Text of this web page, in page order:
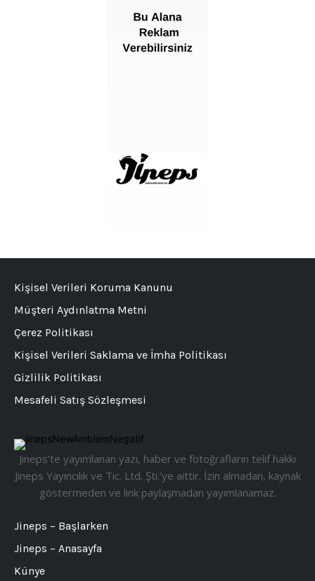
Jineps’te yayımlanan yazı, haber ve fotoğrafların telif hakkı
Jineps Yayıncılık ve Tic. Ltd. Şti.’ye aittir. İzin almadan, kaynak
göstermeden ve link paylaşmadan yayımlanamaz.
Jineps – Başlarken
Jineps – Anasayfa
Künye
Kişisel Verileri Koruma Kanunu
Müşteri Aydınlatma Metni
Çerez Politikası
Kişisel Verileri Saklama ve İmha Politikası
Gizlilik Politikası
Mesafeli Satış Sözleşmesi